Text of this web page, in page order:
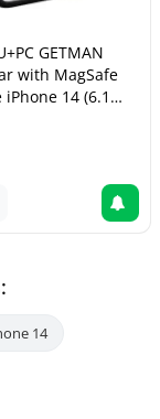
GETMAN
with MagSafe
14 (6.1
14